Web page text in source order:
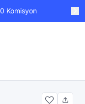
Komisyon